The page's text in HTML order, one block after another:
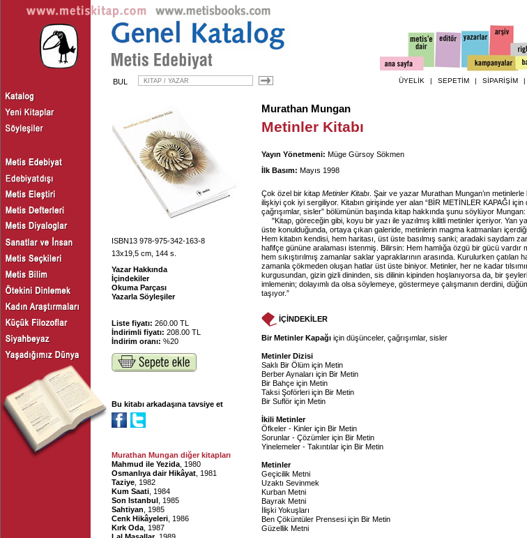
BUL ÜYELİK | SEPETİM | SİPARİŞİM |
ISBN13 978-975-342-163-8
13x19,5 cm, 144 s.
Yazar Hakkında
İçindekiler
Okuma Parçası
Yazarla Söyleşiler
Liste fiyatı: 260.00 TL
İndirimli fiyatı: 208.00 TL
İndirim oranı: %20
Bu kitabı arkadaşına tavsiye et
Murathan Mungan diğer kitapları
Mahmud ile Yezida , 1980
Osmanlıya dair Hikâyat , 1981
Taziye , 1982
Kum Saati , 1984
Son Istanbul , 1985
Sahtiyan , 1985
Cenk Hikâyeleri , 1986
Kırk Oda , 1987
Murathan Mungan
Metinler Kitabı
Yayın Yönetmeni: Müge Gürsoy Sökmen
İlk Basım: Mayıs 1998
Çok özel bir kitap Metinler Kitabı . Şair ve yazar Murathan Mungan’ın
ilişkiyi çok iyi sergiliyor. Kitabın girişinde yer alan “BİR METİNLER KAPAĞI için
çağrışımlar, sisler” bölümünün başında kitap hakkında şunu söylüyor Mungan:
"Kitap, göreceğin gibi, koyu bir yazı ile yazılmış kilitli metinler içeriyor. Yan
üste konulduğunda, ortaya çıkan galeride, metinlerin magma katmanları
Hem kitabın kendisi, hem haritası, üst üste basılmış sanki; aradaki saydam
hafifçe gününe aralaması istenmiş. Bilirsin: Hem hamlığa özgü bir gücü vardır
hem sıkıştırılmış zamanlar saklar yapraklarının arasında. Kurulurken çatılan
zamanla çökmeden oluşan hatlar üst üste biniyor. Metinler, her ne kadar
kurgusundan, gizin gizli dininden, sis dilinin kipinden hoşlanıyorsa da, bir şeyleri
imlemenin; dolayımlı da olsa söylemeye, göstermeye çalışmanın derdini,
taşıyor.”
İÇİNDEKİLER
Bir Metinler Kapağı için düşünceler, çağrışımlar, sisler
Metinler Dizisi
Saklı Bir Ölüm için Metin
Berber Aynaları için Bir Metin
Bir Bahçe için Metin
Taksi Şoförleri için Bir Metin
Bir Suflör için Metin
İkili Metinler
Öfkeler - Kinler için Bir Metin
Sorunlar - Çözümler için Bir Metin
Yinelemeler - Takıntılar için Bir Metin
Metinler
Geçicilik Metni
Uzaktı Sevinmek
Kurban Metni
Bayrak Metni
İlişki Yokuşları
Ben Çöküntüler Prensesi için Bir Metin
Güzellik Metni